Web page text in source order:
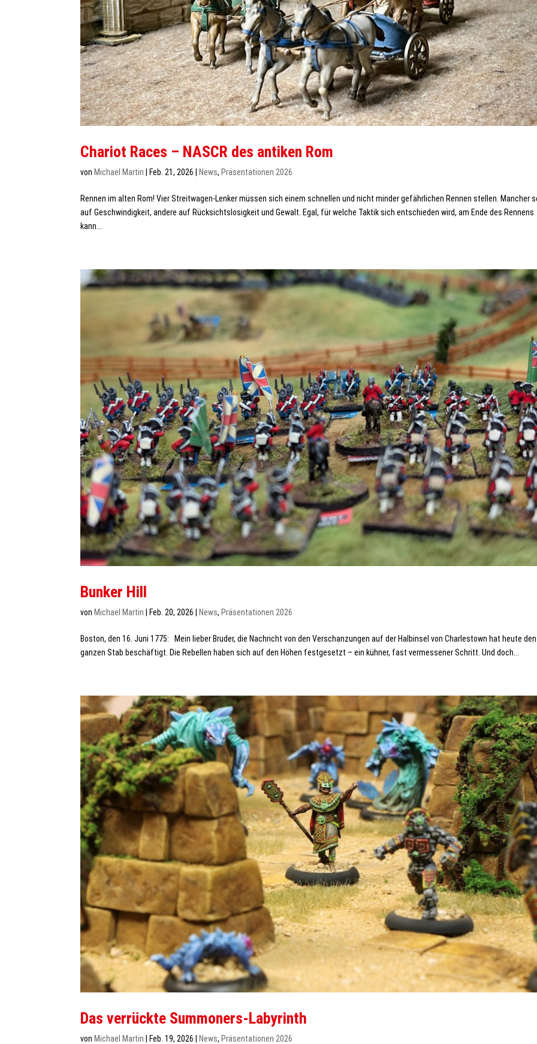
Chariot Races – NASCR des antiken Rom
von Michael Martin Feb. 21, 2026 News, Präsentationen 2026
Rennen im alten Rom! Vier Streitwagen-Lenker müssen sich einem schnellen und nicht minder gefährlichen Rennen stellen. Mancher
auf Geschwindigkeit, andere auf Rücksichtslosigkeit und Gewalt. Egal, für welche Taktik sich entschieden wird, am Ende des Rennens
kann...
Bunker Hill
von Michael Martin Feb. 20, 2026 News, Präsentationen 2026
Boston, den 16. Juni 1775: Mein lieber Bruder, die Nachricht von den Verschanzungen auf der Halbinsel von Charlestown hat heute den
ganzen Stab beschäftigt. Die Rebellen haben sich auf den Höhen festgesetzt – ein kühner, fast vermessener Schritt. Und doch...
Das verrückte Summoners-Labyrinth
von Michael Martin Feb. 19, 2026 News, Präsentationen 2026